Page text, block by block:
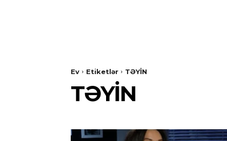
Ev Etiketlər TƏYİN
TƏYİN